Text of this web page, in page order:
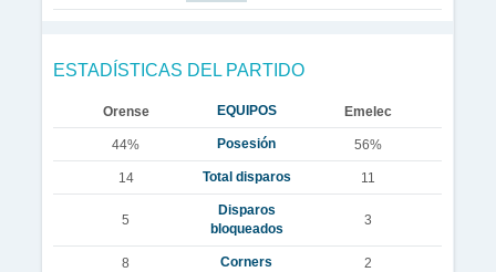
ESTADÍSTICAS DEL PARTIDO
Orense EQUIPOS Emelec
44% Posesión 56%
14 Total disparos 11
5
Disparos
bloqueados
3
8 Corners 2